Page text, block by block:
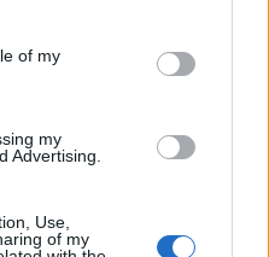
of my
my
Advertising.
Use,
of my
GOOGLE ADS
de diseño de venta
Skillshop, el centro de